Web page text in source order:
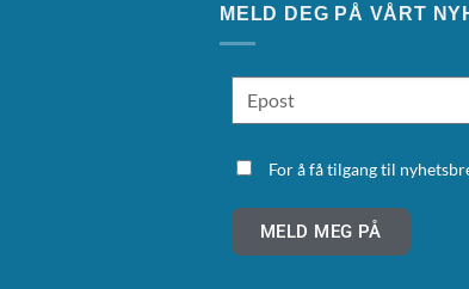
MELD DEG PÅ VÅRT
For å få tilgang til
MELD MEG PÅ